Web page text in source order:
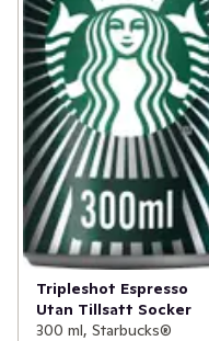
Tripleshot Espresso
Utan Tillsatt Socker
300 ml, Starbucks®